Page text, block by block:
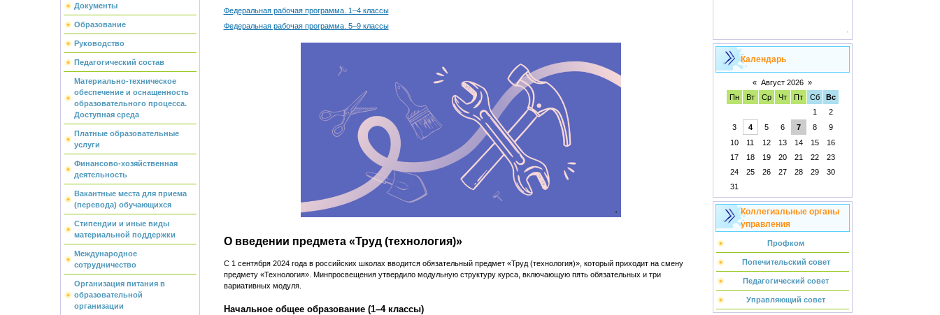
Документы
Образование
Руководство
Педагогический состав
Материально-техническое
обеспечение и оснащенность
образовательного процесса.
Доступная среда
Платные образовательные
услуги
Финансово-хозяйственная
деятельность
Вакантные места для приема
(перевода) обучающихся
Стипендии и иные виды
материальной поддержки
Международное
сотрудничество
Организация питания в
образовательной
организации
Федеральная рабочая программа. 1–4 классы
Федеральная рабочая программа. 5–9 классы
О введении предмета «Труд (технология)»
С 1 сентября 2024 года в российских школах вводится обязательный предмет «Труд (технология)», который приходит на смену
предмету «Технология». Минпросвещения утвердило модульную структуру курса, включающую пять обязательных и три
вариативных модуля.
Начальное общее образование (1–4 классы)
Календарь
« Август 2026 »
Пн
Вт Ср Чт Пт Сб
Вс
1
2
3
4 5 6 7 8
9
10
11 12 13 14 15
16
17
18 19 20 21 22
23
24
25 26 27 28 29
30
31
Коллегиальные органы
управления
Профком
Попечительский совет
Педагогический совет
Управляющий совет